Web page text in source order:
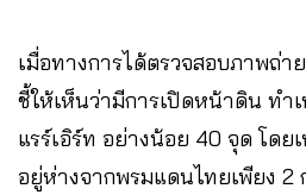
เมื่อทางการได้ตรวจสอบภาพถ่า
ชี้ให้เห็นว่ามีการเปิดหน้าดิน ทำ
แรร์เอิร์ท อย่างน้อย 40 จุด โดย
อยู่ห่างจากพรมแดนไทยเพียง 2